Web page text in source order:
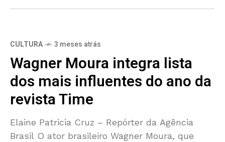
CULTURA 3 meses atrás
Wagner Moura integra lista
dos mais influentes do ano da
revista Time
Elaine Patricia Cruz – Repórter da Agência
Brasil O ator brasileiro Wagner Moura, que